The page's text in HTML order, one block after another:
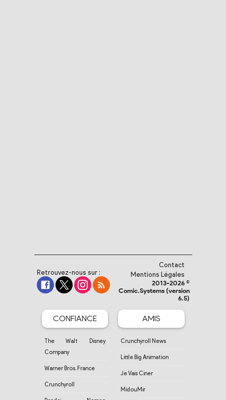
Retrouvez-nous sur :
Contact
Mentions Légales
2013-2026 ©
Comic.Systems (version
6.5)
CONFIANCE
The Walt Disney
Company
Warner Bros. France
Crunchyroll
AMIS
Crunchyroll News
Little Big Animation
Je Vais Ciner
MidouMir